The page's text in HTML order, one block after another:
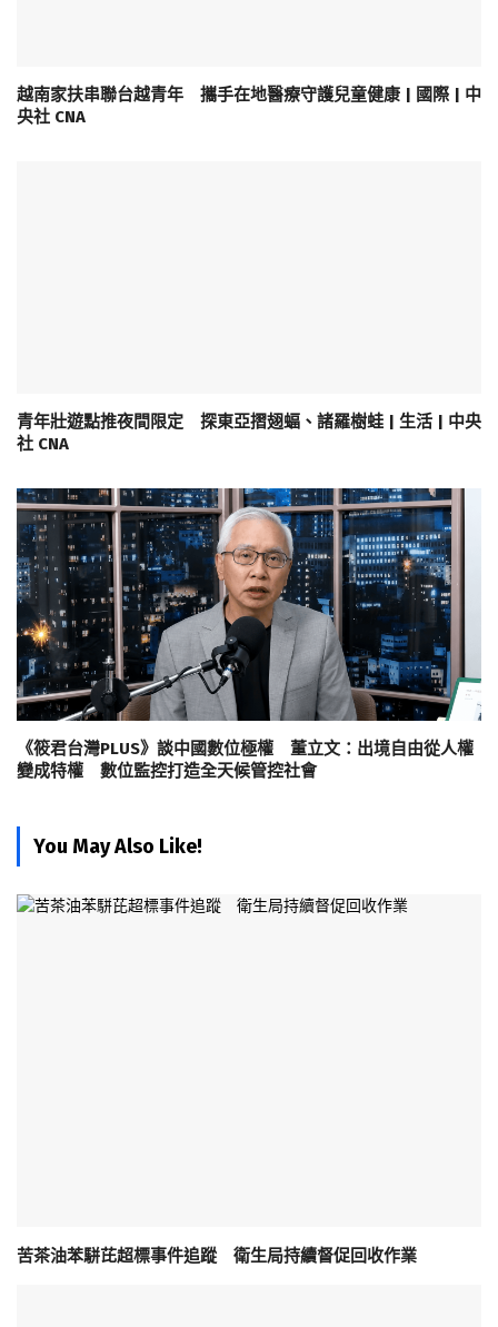
越南家扶串聯台越青年 攜手在地醫療守護兒童健康 | 國際 | 中
央社 CNA
青年壯遊點推夜間限定 探東亞摺翅蝠、諸羅樹蛙 | 生活 | 中央
社 CNA
《筱君台灣PLUS》談中國數位極權 董立文：出境自由從人權
變成特權 數位監控打造全天候管控社會
You May Also Like!
苦茶油苯駢芘超標事件追蹤 衛生局持續督促回收作業